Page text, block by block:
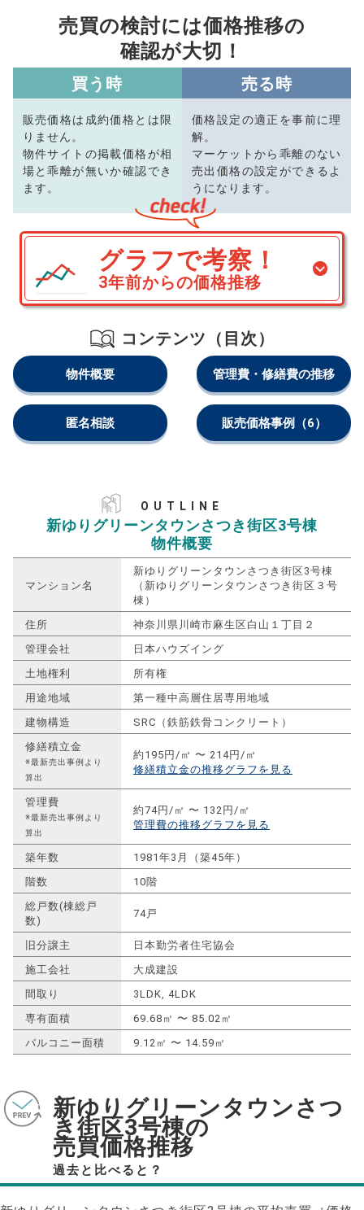
売買の検討には価格推移の
確認が大切！
買う時
販売価格は成約価格とは限
りません。
物件サイトの掲載価格が相
場と乖離が無いか確認でき
ます。
売る時
価格設定の適正を事前に理
解。
マーケットから乖離のない
売出価格の設定ができるよ
うになります。
グラフで考察！
3年前からの価格推移
コンテンツ（目次）
物件概要 管理費・修繕費の推移
匿名相談 販売価格事例 （6）
OUTLINE
新ゆりグリーンタウンさつき街区3号棟
物件概要
マンション名
新ゆりグリーンタウンさつき街区3号棟
（新ゆりグリーンタウンさつき街区３号
棟）
住所
神奈川県川崎市麻生区白山１丁目２
管理会社
日本ハウズイング
土地権利
所有権
用途地域
第一種中高層住居専用地域
建物構造
SRC（鉄筋鉄骨コンクリート）
修繕積立金
※最新売出事例より
算出
約195円/㎡ 〜 214円/㎡
修繕積立金の推移グラフを見る
管理費
※最新売出事例より
算出
約74円/㎡ 〜 132円/㎡
管理費の推移グラフを見る
築年数
1981年3月（築45年）
階数
10階
総戸数(棟総戸
数)
74戸
旧分譲主
日本勤労者住宅協会
施工会社
大成建設
間取り
3LDK, 4LDK
専有面積
69.68㎡ 〜 85.02㎡
バルコニー面積
9.12㎡ 〜 14.59㎡
新ゆりグリーンタウンさつ
き街区3号棟の
売買価格推移
過去と比べると？